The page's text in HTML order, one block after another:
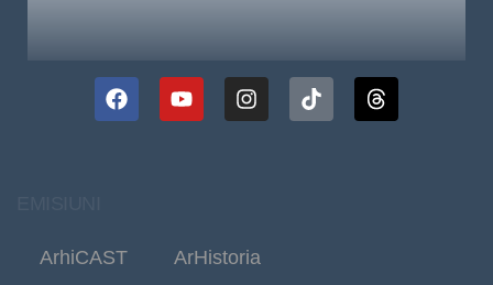
ArhiCAST
ArHistoria